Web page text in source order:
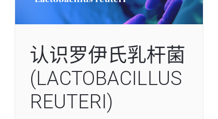
认识罗伊氏乳杆菌
(LACTOBACILLUS
REUTERI)